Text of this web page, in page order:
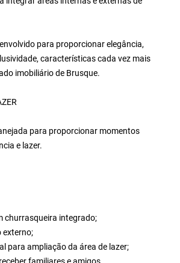
para proporcionar elegância,
características cada vez mais
imobiliário de Brusque.
para proporcionar momentos
e lazer.
churrasqueira integrado;
externo;
para ampliação da área de lazer;